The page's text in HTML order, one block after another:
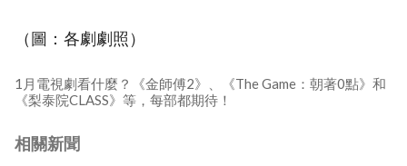
（圖：各劇劇照）
1月電視劇看什麼？《金師傅2》、《The Game：朝著0點》和
《梨泰院CLASS》等，每部都期待！
相關新聞